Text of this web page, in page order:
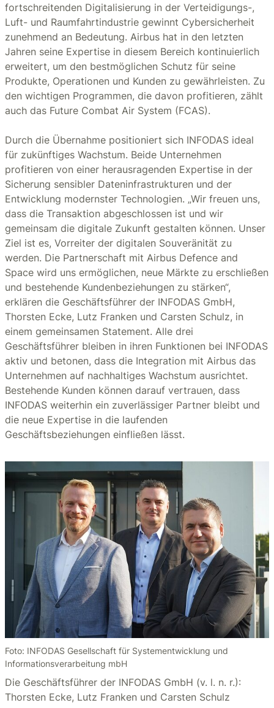
fortschreitenden Digitalisierung in der Verteidigungs-,
Luft- und Raumfahrtindustrie gewinnt Cybersicherheit
zunehmend an Bedeutung. Airbus hat in den letzten
Jahren seine Expertise in diesem Bereich kontinuierlich
erweitert, um den bestmöglichen Schutz für seine
Produkte, Operationen und Kunden zu gewährleisten. Zu
den wichtigen Programmen, die davon profitieren, zählt
auch das Future Combat Air System (FCAS).
Durch die Übernahme positioniert sich INFODAS ideal
für zukünftiges Wachstum. Beide Unternehmen
profitieren von einer herausragenden Expertise in der
Sicherung sensibler Dateninfrastrukturen und der
Entwicklung modernster Technologien. „Wir freuen uns,
dass die Transaktion abgeschlossen ist und wir
gemeinsam die digitale Zukunft gestalten können. Unser
Ziel ist es, Vorreiter der digitalen Souveränität zu
werden. Die Partnerschaft mit Airbus Defence and
Space wird uns ermöglichen, neue Märkte zu erschließen
und bestehende Kundenbeziehungen zu stärken“,
erklären die Geschäftsführer der INFODAS GmbH,
Thorsten Ecke, Lutz Franken und Carsten Schulz, in
einem gemeinsamen Statement. Alle drei
Geschäftsführer bleiben in ihren Funktionen bei INFODAS
aktiv und betonen, dass die Integration mit Airbus das
Unternehmen auf nachhaltiges Wachstum ausrichtet.
Bestehende Kunden können darauf vertrauen, dass
INFODAS weiterhin ein zuverlässiger Partner bleibt und
die neue Expertise in die laufenden
Geschäftsbeziehungen einfließen lässt.
Foto: INFODAS Gesellschaft für Systementwicklung und
Informationsverarbeitung mbH
Die Geschäftsführer der INFODAS GmbH (v. l. n. r.):
Thorsten Ecke, Lutz Franken und Carsten Schulz